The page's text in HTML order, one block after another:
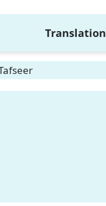
Translation